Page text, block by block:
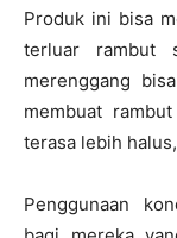
Produk ini bisa
terluar rambut
merenggang
membuat
terasa lebih
Penggunaan